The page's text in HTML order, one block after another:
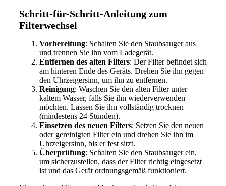
Schritt-für-Schritt-Anleitung zum
Filterwechsel
Vorbereitung: Schalten Sie den Staubsauger aus
und trennen Sie ihn vom Ladegerät.
Entfernen des alten Filters: Der Filter befindet sich
am hinteren Ende des Geräts. Drehen Sie ihn gegen
den Uhrzeigersinn, um ihn zu entfernen.
Reinigung: Waschen Sie den alten Filter unter
kaltem Wasser, falls Sie ihn wiederverwenden
möchten. Lassen Sie ihn vollständig trocknen
(mindestens 24 Stunden).
Einsetzen des neuen Filters: Setzen Sie den neuen
oder gereinigten Filter ein und drehen Sie ihn im
Uhrzeigersinn, bis er fest sitzt.
Überprüfung: Schalten Sie den Staubsauger ein,
um sicherzustellen, dass der Filter richtig eingesetzt
ist und das Gerät ordnungsgemäß funktioniert.